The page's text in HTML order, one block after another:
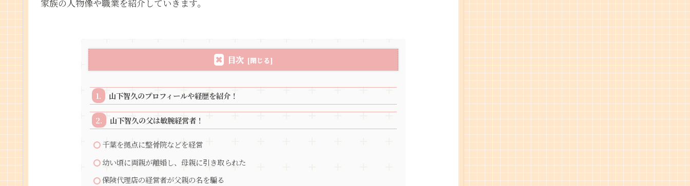
家族の人物像や職業を紹介していきます。
目次
山下智久のプロフィールや経歴を紹介！
山下智久の父は敏腕経営者！
千葉を拠点に整骨院などを経営
幼い頃に両親が離婚し、母親に引き取られた
保険代理店の経営者が父親の名を騙る